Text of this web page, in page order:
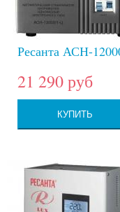
Ресанта АСН-
21 290 руб
КУПИТЬ